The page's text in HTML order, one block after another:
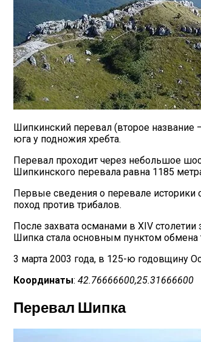
Шипкинский перевал (второе
юга у подножия хребта.
Перевал проходит через небольшое
Шипкинского перевала равна 1185
Первые сведения о перевале историки
поход против трибалов.
После захвата османами в ХІV
Шипка стала основным пунктом
3 марта 2003 года, в 125-ю годовщину
Координаты: 42.76666600,25.31666600
Перевал Шипка